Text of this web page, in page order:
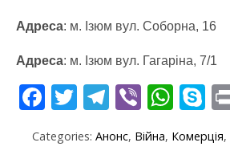
Адреса: м. Ізюм вул. Соборна, 16
Адреса: м. Ізюм вул. Гагаріна, 7/1
F
e
T
itt
T
e
Vi
b
er
W
at
S
y
Categories: Анонс, Війна, Комерція,